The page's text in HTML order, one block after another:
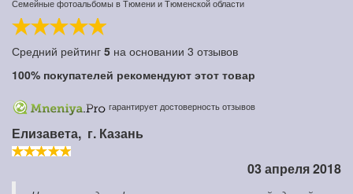
Семейные фотоальбомы в Тюмени и Тюменской области
Средний рейтинг 5 на основании 3 отзывов
100% покупателей рекомендуют этот товар
гарантирует достоверность отзывов
Елизавета, г. Казань
03 апреля 2018